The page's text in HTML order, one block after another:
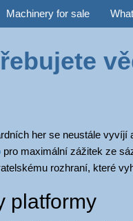
Machinery for sale
her se neustále
pro maximální zážitek ze
rozhraní, které
platformy